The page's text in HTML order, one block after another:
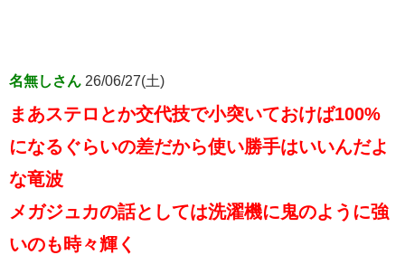
名無しさん 26/06/27(土)
まあステロとか交代技で小突いておけば100%
になるぐらいの差だから使い勝手はいいんだよ
な竜波
メガジュカの話としては洗濯機に鬼のように強
いのも時々輝く